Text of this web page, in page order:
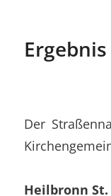
Der
Heilbronn